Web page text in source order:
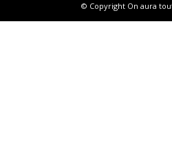
© Copyright On aura